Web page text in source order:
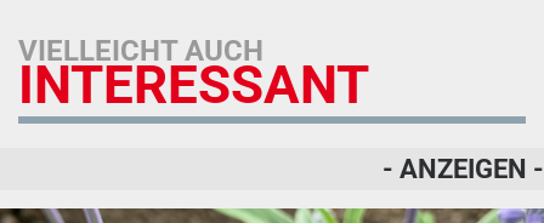
VIELLEICHT AUCH
INTERESSANT
- ANZEIGEN -